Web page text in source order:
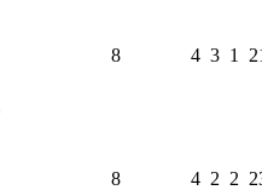
8 4 3 1
8 4 2 2